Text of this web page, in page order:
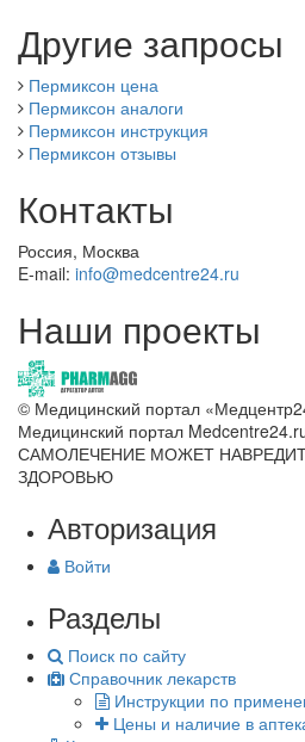
Другие запросы
Пермиксон цена
Пермиксон аналоги
Пермиксон инструкция
Пермиксон отзывы
Контакты
Россия, Москва
E-mail: info@medcentre24.ru
Наши проекты
© Медицинский портал
Медицинский портал
САМОЛЕЧЕНИЕ МОЖЕТ
ЗДОРОВЬЮ
Авторизация
Войти
Разделы
Поиск по сайту
Справочник лекарств
Инструкции по
Цены и наличие в